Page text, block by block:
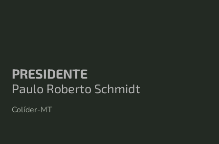
PRESIDENTE
Paulo Roberto Schmidt
Colíder-MT